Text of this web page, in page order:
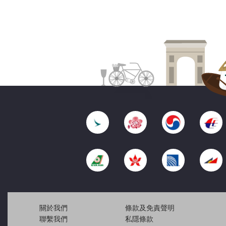
關於我們
聯繫我們
條款及免責聲明
私隱條款